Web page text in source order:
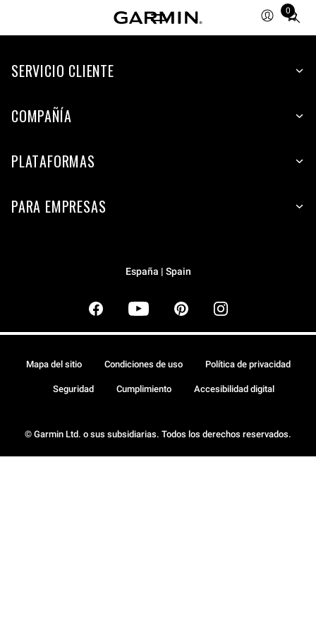
0
Total
items
cart:
SERVICIO CLIENTE
COMPAÑÍA
PLATAFORMAS
PARA EMPRESAS
España | Spain
© Garmin Ltd. o sus subsidiarias. Todos los derechos reservados.
Mapa del sitio Condiciones de uso Política de privacidad
Seguridad Cumplimiento Accesibilidad digital